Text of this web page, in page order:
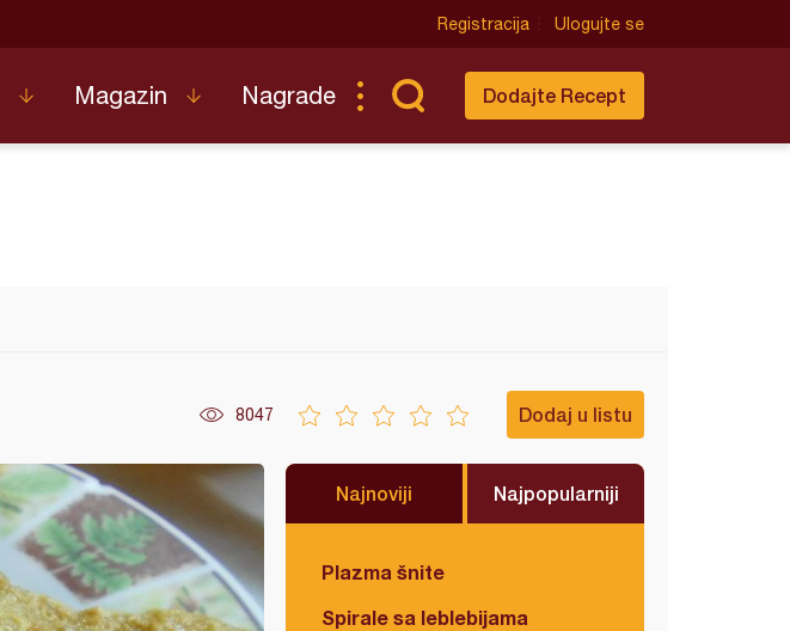
Registracija Ulogujte se
Magazin Nagrade Dodajte Recept
8047 Dodaj u listu
Najnoviji Najpopularniji
Plazma šnite
Spirale sa leblebijama